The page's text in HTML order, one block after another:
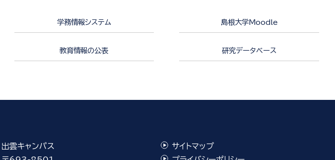
学務情報システム 島根大学Moodle
教育情報の公表 研究データベース
出雲キャンパス
サイトマップ